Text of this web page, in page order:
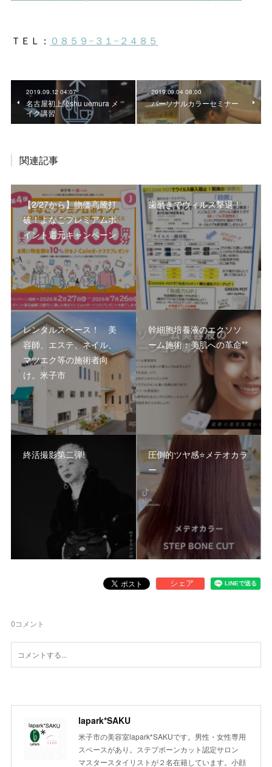
2019.09.12 04:07
名古屋初上陸shu uemura メ
イク講習
2019.09.04 08:00
パーソナルカラーセミナー
関連記事
【2/27から】物価高騰打
破！よなごプレミアムポ
イント還元キャンペーン
歯磨きでウィルス撃退！
レンタルスペース！ 美
容師、エステ、ネイル、
マツエク等の施術者向
け。米子市
幹細胞培養液のエクソソ
ーム施術：美肌への革命**
終活撮影第二弾!
圧倒的ツヤ感⭐️メテオカラ
ー
0コメント
lapark*SAKU
米子市の美容室lapark*SAKUです。男性・女性専用
スペースがあり。ステプボーンカット認定サロン
マスタースタイリストが２名在籍しています。小顔